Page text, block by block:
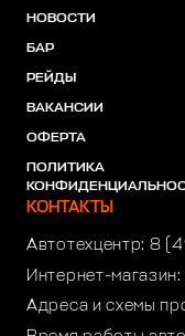
НОВОСТИ
БАР
РЕЙДЫ
ВАКАНСИИ
ОФЕРТА
ПОЛИТИКА
КОНТАКТЫ
Автотехцентр: 8
Интернет-магазин:
Адреса и схемы